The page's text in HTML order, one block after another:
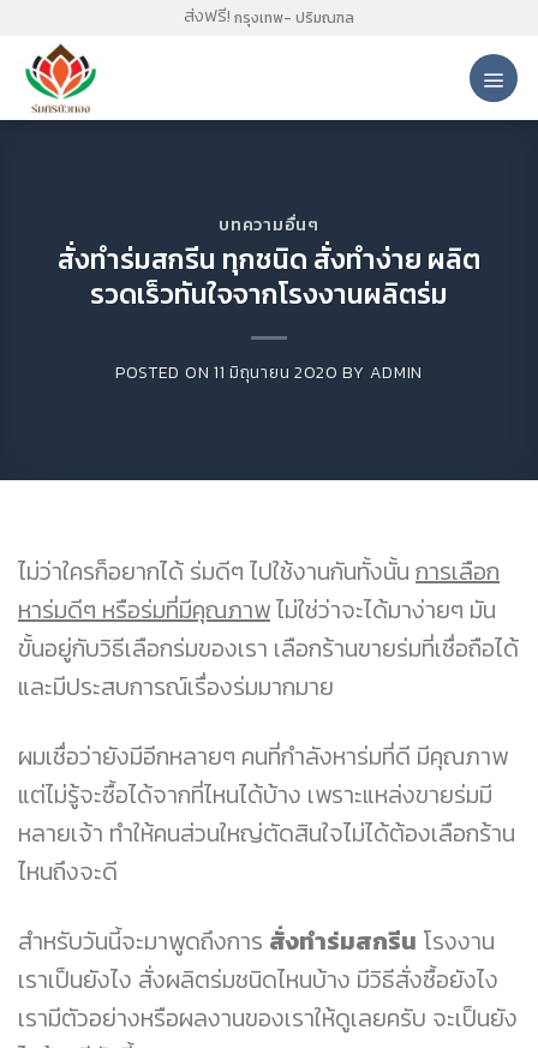
content
ส่งฟรี! กรุงเทพ- ปริมณฑล
บทความอื่นๆ
สั่งทำร่มสกรีน ทุกชนิด สั่งทำง่าย ผลิต
รวดเร็วทันใจจากโรงงานผลิตร่ม
POSTED ON 11 มิถุนายน 2020 BY ADMIN
ไม่ว่าใครก็อยากได้ ร่มดีๆ ไปใช้งานกันทั้งนั้น การเลือก
หาร่มดีๆ หรือร่มที่มีคุณภาพไม่ใช่ว่าจะได้มาง่ายๆ มัน
ขั้นอยู่กับวิธีเลือกร่มของเรา เลือกร้านขายร่มที่เชื่อถือได้
และมีประสบการณ์เรื่องร่มมากมาย
ผมเชื่อว่ายังมีอีกหลายๆ คนที่กำลังหาร่มที่ดี มีคุณภาพ
แต่ไม่รู้จะซื้อได้จากที่ไหนได้บ้าง เพราะแหล่งขายร่มมี
หลายเจ้า ทำให้คนส่วนใหญ่ตัดสินใจไม่ได้ต้องเลือกร้าน
ไหนถึงจะดี
สำหรับวันนี้จะมาพูดถึงการ สั่งทำร่มสกรีน โรงงาน
เราเป็นยังไง สั่งผลิตร่มชนิดไหนบ้าง มีวิธีสั่งซื้อยังไง
เรามีตัวอย่างหรือผลงานของเราให้ดูเลยครับ จะเป็นยัง